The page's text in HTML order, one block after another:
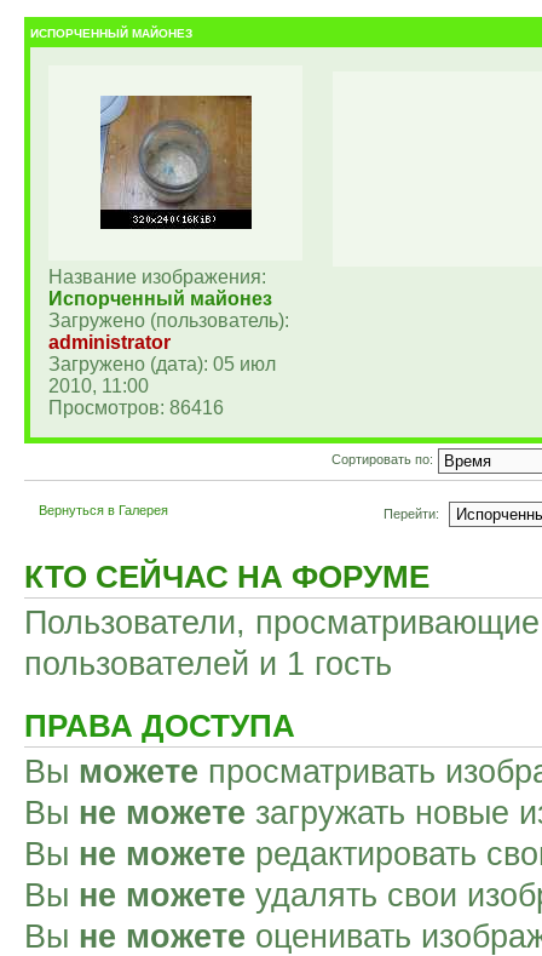
ИСПОРЧЕННЫЙ МАЙОНЕЗ
Название изображения:
Испорченный майонез
Загружено (пользователь):
administrator
Загружено (дата): 05 июл
2010, 11:00
Просмотров: 86416
Сортировать по:
Вернуться в Галерея Перейти:
КТО СЕЙЧАС НА ФОРУМЕ
Пользователи,
пользователей и 1 гость
ПРАВА ДОСТУПА
Вы можете просматривать
Вы не можете загружать новые
Вы не можете редактировать
Вы не можете удалять свои
Вы не можете оценивать